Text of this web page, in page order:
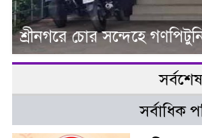
শ্রীনগরে চোর সন্দেহে
সর্বশেষ
সর্বাধিক